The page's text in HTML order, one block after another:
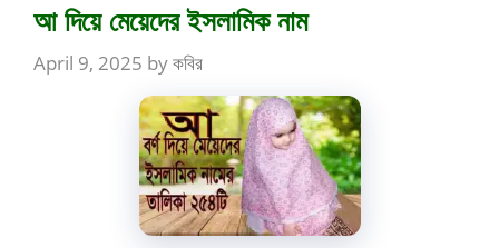
আ দিয়ে মেয়েদের ইসলামিক নাম
April 9, 2025 byকবির